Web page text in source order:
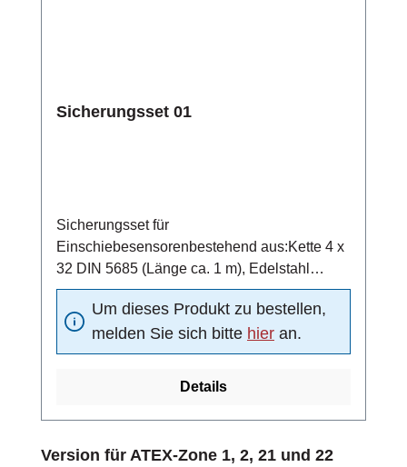
Sicherungsset 01
Sicherungsset für
Einschiebesensorenbestehend aus:Kette 4 x
32 DIN 5685 (Länge ca. 1 m), Edelstahl
1.4401Schraubglied NG5, Edelstahl
1.4401Schelle DN15 nach DIN 11850,
Edelstahl 1.4301
Um dieses Produkt zu bestellen,
melden Sie sich bitte hier an.
Details
Produktgalerie überspringen
Version für ATEX-Zone 1, 2, 21 und 22